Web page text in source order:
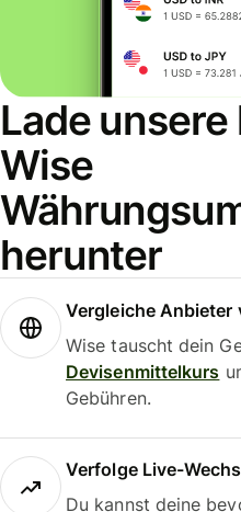
Lade
Wise
herunter
Vergleiche Anbieter
Wise tauscht dein
Devisenmittelkurs
Gebühren.
Verfolge Live-
Du kannst deine